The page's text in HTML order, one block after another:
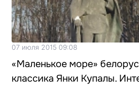
07 июля 2015 09:08
«Маленькое море»
классика Янки Купалы.